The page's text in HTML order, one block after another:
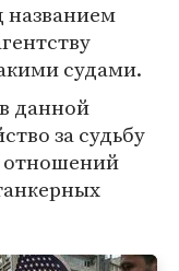
названием
судами.
данной
за судьбу
отношений